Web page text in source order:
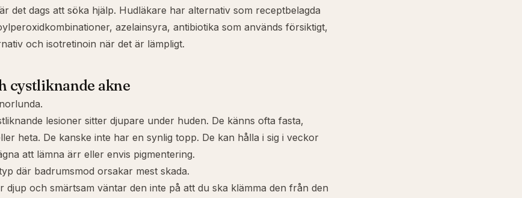
det dags att söka hjälp. Hudläkare har alternativ som receptbelagda
azelainsyra, antibiotika som används försiktigt,
och isotretinoin när det är lämpligt.
cystliknande akne
lesioner sitter djupare under huden. De känns ofta fasta,
heta. De kanske inte har en synlig topp. De kan hålla i sig i veckor
att lämna ärr eller envis pigmentering.
där badrumsmod orsakar mest skada.
djup och smärtsam väntar den inte på att du ska klämma den från den